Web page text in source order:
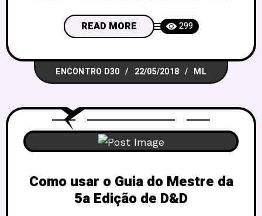
inspirações para você, da antiguidade ao
sci-fi. O Encontro D30 será no domingo,
dia 10 de junho. Mais uma vez no Sesc
da 504 Sul, a partir das 10h até as 18h.
READ MORE 299
ENCONTRO D30 22/05/2018 ML
Como usar o Guia do Mestre da
5a Edição de D&D